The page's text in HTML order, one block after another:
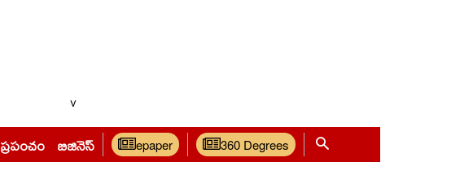
v
ప్రపంచం బిజినెస్ epaper 360 Degrees